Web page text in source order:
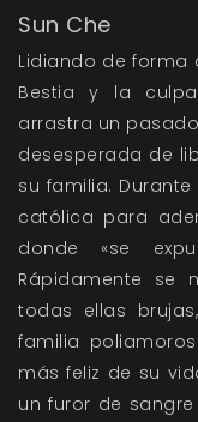
Sun Che
Lidiando de
Bestia y la
arrastra un
desesperada de
su familia.
católica para
donde «se
Rápidamente se
todas ellas
familia
más feliz de su
un furor de